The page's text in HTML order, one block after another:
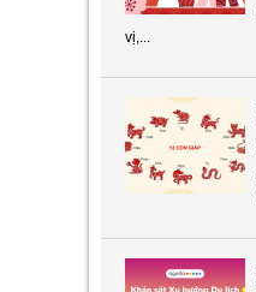
vị,...